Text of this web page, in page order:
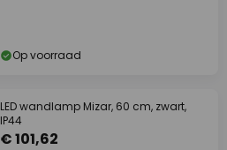
Op voorraad
LED wandlamp Mizar, 60 cm, zwart,
IP44
€ 101,62